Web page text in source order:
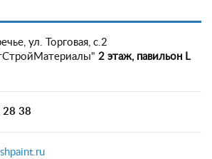
ул. Торговая, с.2
2 этаж, павильон L
28 38